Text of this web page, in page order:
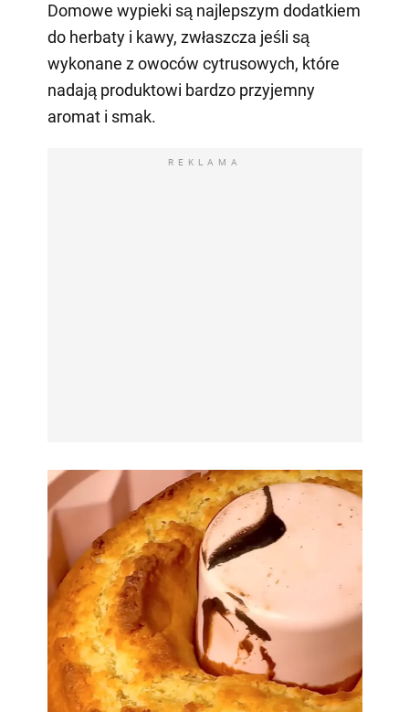
Domowe wypieki są najlepszym dodatkiem
do herbaty i kawy, zwłaszcza jeśli są
wykonane z owoców cytrusowych, które
nadają produktowi bardzo przyjemny
aromat i smak.
REKLAMA